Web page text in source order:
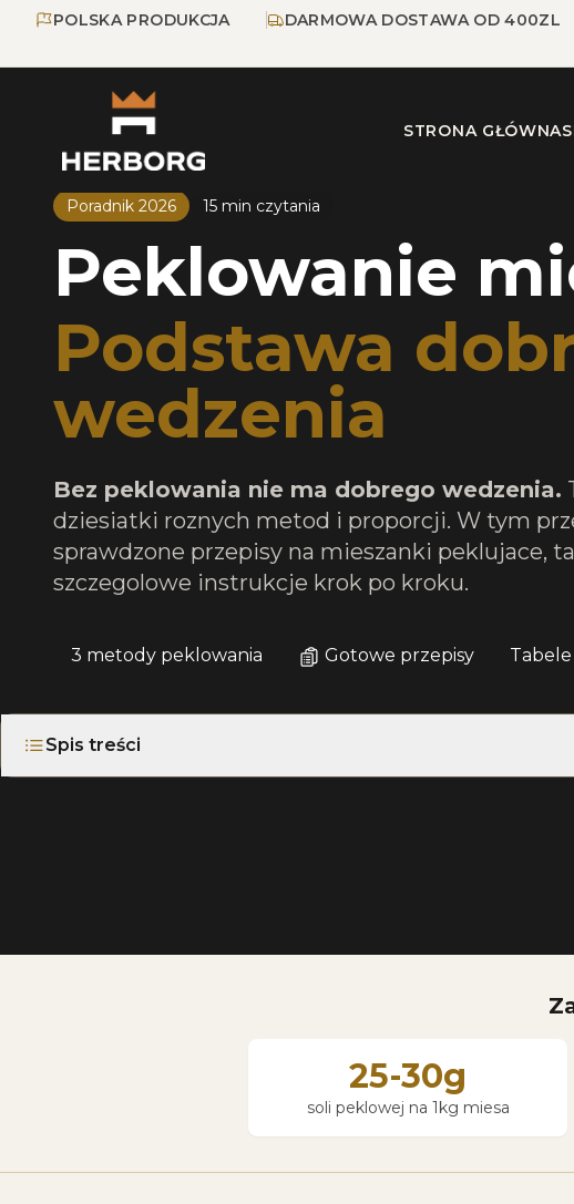
Przejdź do głównej treści
Przejdź do nawigacji
POLSKA PRODUKCJA DARMOWA DOSTAWA OD 400ZL
STRONA GŁÓWNA
Strona glowna / Blog
Poradnik 2026 15 min czytania
Peklowanie
Podstawa
wedzenia
Bez peklowania nie ma dobrego wedzenia.
dziesiatki roznych metod i proporcji. W tym
sprawdzone przepisy na mieszanki peklujace,
szczegolowe instrukcje krok po kroku.
3 metody peklowania Gotowe przepisy
Spis treści
25-30g
soli peklowej na 1kg miesa